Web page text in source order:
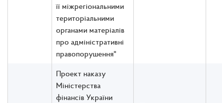
її міжрегіональними
територіальними
органами матеріалів
про адміністративні
правопорушення"
Проект наказу
Міністерства
фінансів України